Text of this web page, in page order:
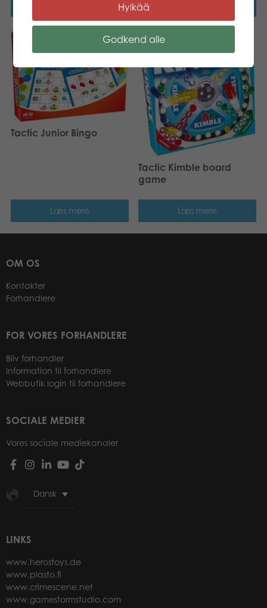
Tactic Junior Bingo
Læs mere
Tactic Kimble board
game
Læs mere
OM OS
Kontakter
Forhandlere
FOR VORES FORHANDLERE
Bliv forhandler
Information til forhandlere
Webbutik login til forhandlere
SOCIALE MEDIER
Vores sociale mediekanaler
Dansk
LINKS
www.herostoys.de
www.plasto.fi
www.crimescene.net
www.gamestormstudio.com
Hylkää
Godkend alle